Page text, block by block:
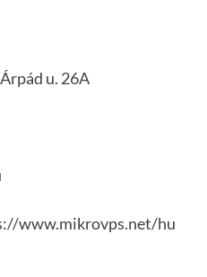
u. 26A
www.mikrovps.net/hu